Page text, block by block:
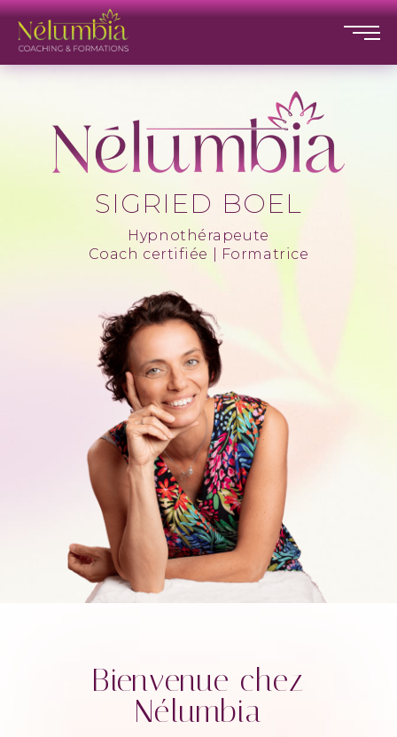
SIGRIED BOEL
Hypnothérapeute
Coach certifiée | Formatrice
Bienvenue chez
Nélumbia